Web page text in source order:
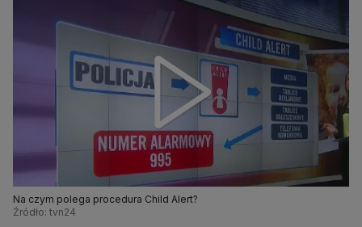
Na czym polega procedura Child Alert?
Źródło: tvn24